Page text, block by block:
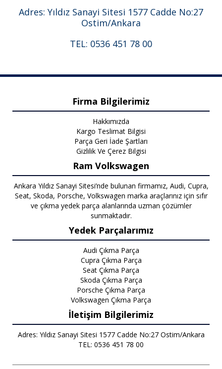
Adres: Yıldız Sanayi Sitesi 1577 Cadde No:27
Ostim/Ankara
TEL: 0536 451 78 00
Firma Bilgilerimiz
Hakkımızda
Kargo Teslimat Bilgisi
Parça Geri İade Şartları
Gizlilik Ve Çerez Bilgisi
Ram Volkswagen
Ankara Yıldız Sanayi Sitesi’nde bulunan firmamız, Audi, Cupra,
Seat, Skoda, Porsche, Volkswagen marka araçlarınız için sıfır
ve çıkma yedek parça alanlarında uzman çözümler
sunmaktadır.
Yedek Parçalarımız
Audi Çıkma Parça
Cupra Çıkma Parça
Seat Çıkma Parça
Skoda Çıkma Parça
Porsche Çıkma Parça
Volkswagen Çıkma Parça
İletişim Bilgilerimiz
Adres: Yıldız Sanayi Sitesi 1577 Cadde No:27 Ostim/Ankara
TEL: 0536 451 78 00